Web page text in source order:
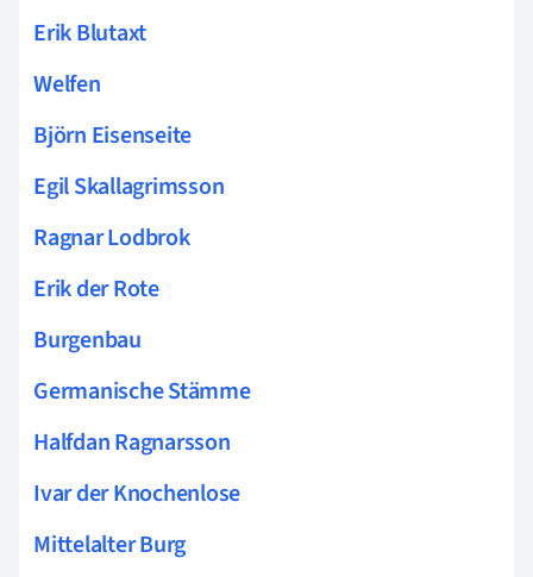
Erik Blutaxt
Welfen
Björn Eisenseite
Egil Skallagrimsson
Ragnar Lodbrok
Erik der Rote
Burgenbau
Germanische Stämme
Halfdan Ragnarsson
Ivar der Knochenlose
Mittelalter Burg